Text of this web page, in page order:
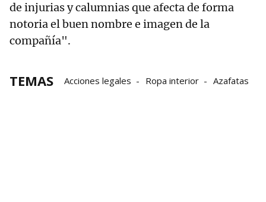
de injurias y calumnias que afecta de forma
notoria el buen nombre e imagen de la
compañía".
TEMAS Acciones legales Ropa interior Azafatas